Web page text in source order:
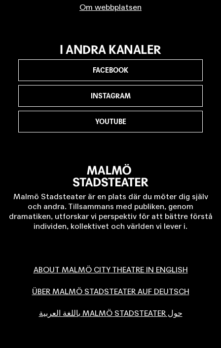
Om webbplatsen
Malmö Stadsteater är en plats där du möter dig själv
och andra. Tillsammans med publiken, genom
dramatiken, utforskar vi perspektiv för att bättre förstå
individen, kollektivet och världen vi lever i.
ABOUT MALMÖ CITY THEATRE IN ENGLISH
ÜBER MALMÖ STADSTEATER AUF DEUTSCH
حول MALMÖ STADSTEATER باللغة العربية
I ANDRA KANALER
FACEBOOK
INSTAGRAM
YOUTUBE